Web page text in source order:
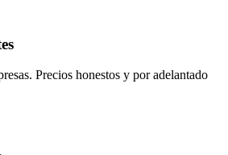
Precios honestos y por adelantado